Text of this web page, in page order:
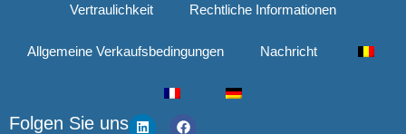
Vertraulichkeit Rechtliche Informationen
Allgemeine Verkaufsbedingungen Nachricht
Folgen Sie uns